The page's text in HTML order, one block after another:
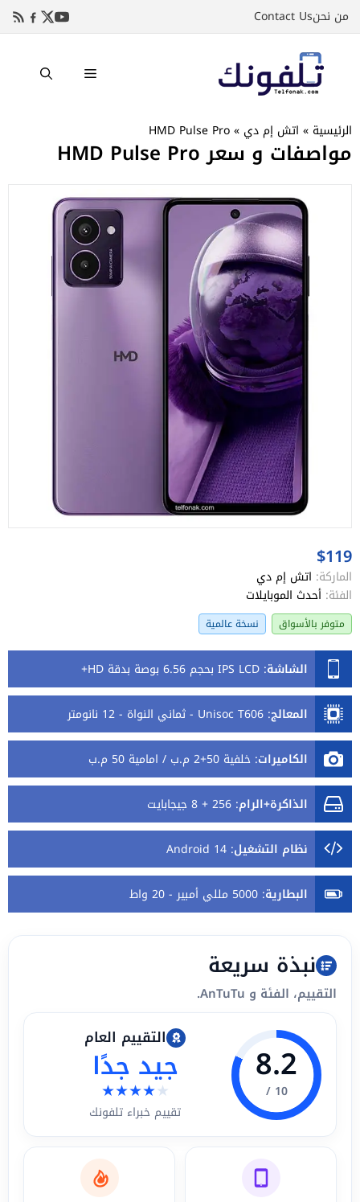
إلىمن نحنContact Us
القائمة
الرئيسية » اتش إم دي »
HMD Pulse Pro
مواصفات و سعر HMD Pulse Pro
$119
الماركة: اتش إم دي
الفئة: أحدث الموبايلات
متوفر بالأسواق نسخة عالمية
الشاشة: IPS LCD بحجم 6.56 بوصة بدقة HD+
المعالج: Unisoc T606 - ثماني النواة - 12 نانومتر
الكاميرات: خلفية 50+2 م.ب / امامية 50 م.ب
الذاكرة+الرام: 256 + 8 جيجابايت
نظام التشغيل:
Android 14
البطارية: 5000 مللي أمبير - 20 واط
نبذة سريعة
التقييم، الفئة و AnTuTu.
8.2
10 /
التقييم العام
جيد جدًا
★★★★★
تقييم خبراء تلفونك